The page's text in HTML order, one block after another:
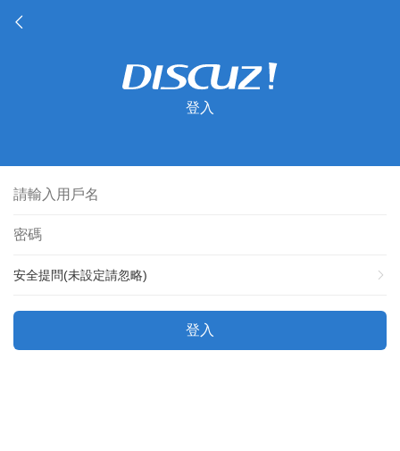
登入
安全提問(未設定請忽略)
登入